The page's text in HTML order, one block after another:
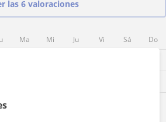
las 6 valoraciones
Ma Mi Ju Vi Sá Do